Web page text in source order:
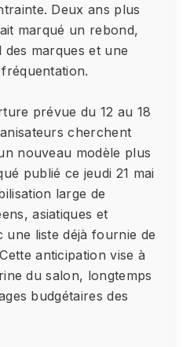
Deux ans plus
marqué un rebond,
marques et une
prévue du 12 au 18
cherchent
nouveau modèle plus
publié ce jeudi 21 mai
large de
asiatiques et
une liste déjà fournie de
anticipation vise à
du salon, longtemps
budgétaires des